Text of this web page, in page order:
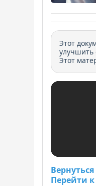
Этот
улучшить
Этот
Перейти